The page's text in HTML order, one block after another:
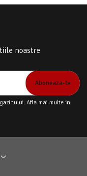
noastre
Afla mai multe in